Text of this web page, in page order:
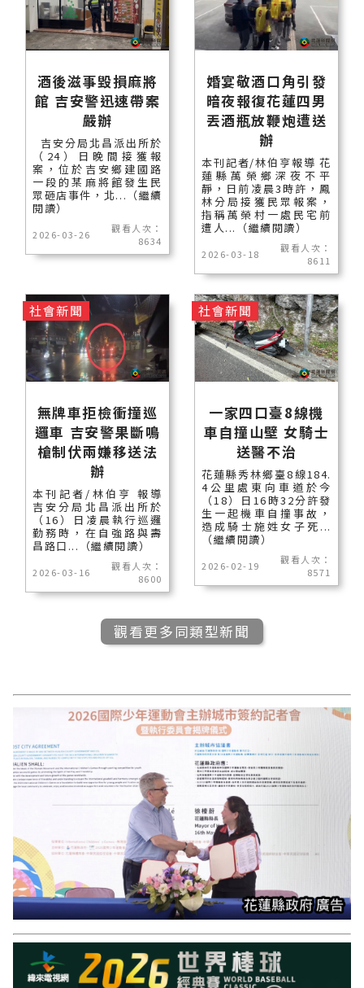
酒後滋事毀損麻將
館 吉安警迅速帶案
嚴辦
吉安分局北昌派出所於
（24）日晚間接獲報
案，位於吉安鄉建國路
一段的某麻將館發生民
眾砸店事件，北...（繼續
閱讀）
2026-03-26
觀看人次：
8634
婚宴敬酒口角引發
暗夜報復花蓮四男
丟酒瓶放鞭炮遭送
辦
本刊記者/林伯亨報導 花
蓮縣萬榮鄉深夜不平
靜，日前凌晨3時許，鳳
林分局接獲民眾報案，
指稱萬榮村一處民宅前
遭人...（繼續閱讀）
2026-03-18
觀看人次：
8611
無牌車拒檢衝撞巡
邏車 吉安警果斷鳴
槍制伏兩嫌移送法
辦
本刊記者/林伯亨 報導
吉安分局北昌派出所於
（16）日凌晨執行巡邏
勤務時，在自強路與壽
昌路口...（繼續閱讀）
2026-03-16
觀看人次：
8600
社會新聞
一家四口臺8線機
車自撞山壁 女騎士
送醫不治
花蓮縣秀林鄉臺8線184.
4公里處東向車道於今
（18）日16時32分許發
生一起機車自撞事故，
造成騎士施姓女子死...
（繼續閱讀）
2026-02-19
觀看人次：
8571
社會新聞
觀看更多同類型新聞